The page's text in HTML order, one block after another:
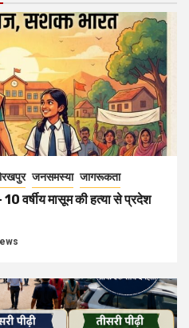
जनसमस्या जागरूकता
वर्षीय मासूम की हत्या से प्रदेश